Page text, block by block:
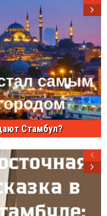
Стамбул?